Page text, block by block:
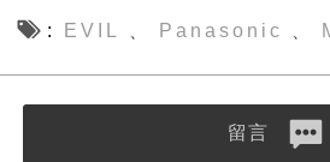
EVIL Panasonic
留言